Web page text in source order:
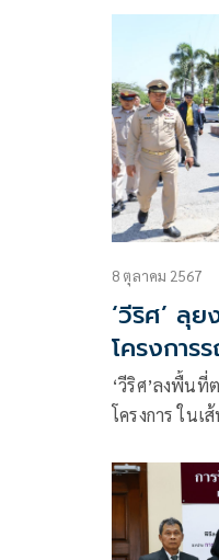
8 ตุลาคม 2567
‘วีริศ’ ลุ
โครงการ
‘วีริศ’ลงพื้น
โครงการ ใน
ต่างๆ ให้คุ้มค่
ของไทย เพื่อก้
ภูมิภาคอาเซีย